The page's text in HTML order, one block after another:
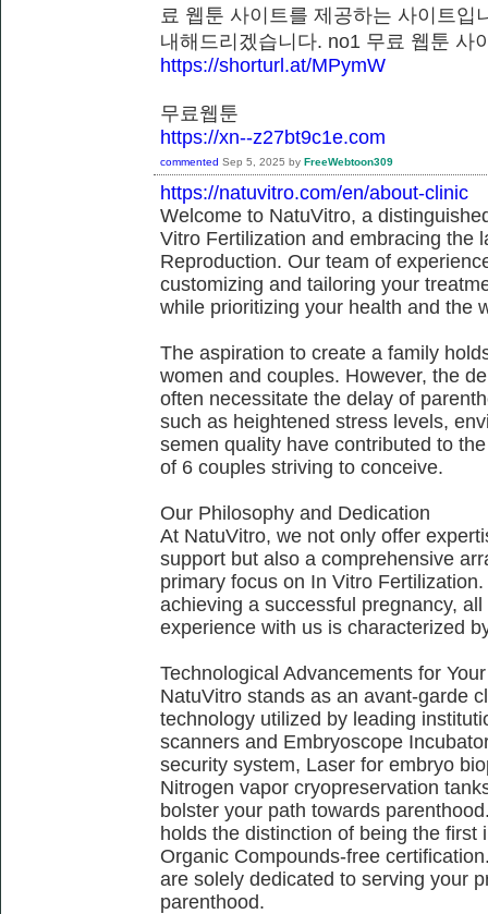
료 웹툰 사이트를 제공하는 사이트
내해드리겠습니다. no1 무료 웹툰
https://shorturl.at/MPymW
무료웹툰
https://xn--z27bt9c1e.com
commented Sep 5, 2025 by FreeWebtoon309
https://natuvitro.com/en/about-clinic
Welcome to NatuVitro, a
Vitro Fertilization and embracing the
Reproduction. Our team of
customizing and tailoring your
while prioritizing your health and the
The aspiration to create a family
women and couples. However, the
often necessitate the delay of
such as heightened stress levels,
semen quality have contributed to
of 6 couples striving to conceive.
Our Philosophy and Dedication
At NatuVitro, we not only offer
support but also a comprehensive
primary focus on In Vitro
achieving a successful pregnancy,
experience with us is characterized
Technological Advancements for
NatuVitro stands as an avant-garde
technology utilized by leading
scanners and Embryoscope
security system, Laser for embryo
Nitrogen vapor cryopreservation
bolster your path towards
holds the distinction of being the
Organic Compounds-free
are solely dedicated to serving your
parenthood.